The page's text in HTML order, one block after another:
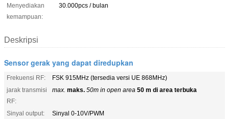
Menyediakan
kemampuan:
30.000pcs / bulan
Deskripsi
Sensor gerak yang dapat diredupkan
Frekuensi RF:
FSK 915MHz (tersedia versi UE 868MHz)
jarak transmisi
RF:
max. maks. 50m in open area 50 m di area terbuka
Sinyal output:
Sinyal 0-10V/PWM